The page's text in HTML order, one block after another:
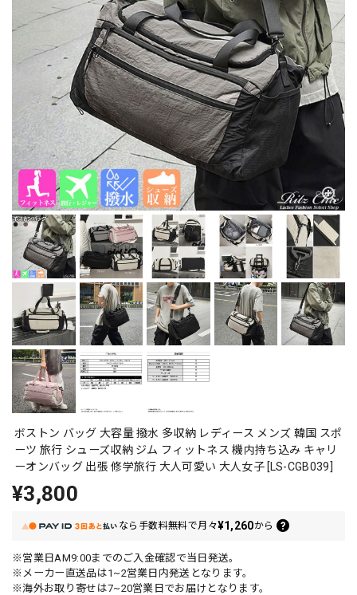
ボストン バッグ 大容量 撥水 多収納 レディース メンズ 韓国 スポ
ーツ 旅行 シューズ収納 ジム フィットネス 機内持ち込み キャリ
ーオンバッグ 出張 修学旅行 大人可愛い 大人女子 [LS-CGB039]
¥3,800
なら 手数料無料で月々¥1,260から
※営業日AM9:00までのご入金確認で当日発送。
※メーカー直送品は1~2営業日内発送となります。
※海外お取り寄せは7~20営業日でお届けとなります。